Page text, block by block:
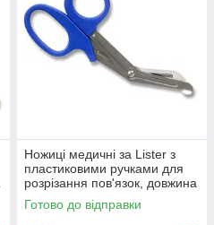
Ножиці медичні за Lister з
пластиковими ручками для
розрізання пов'язок, довжина
16,5 см, Польща
Готово до відправки